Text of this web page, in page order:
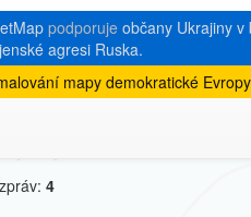
podporujeobčany Ukrajiny v
agresi Ruska.
mapy demokratické
měsíce|
s?
4